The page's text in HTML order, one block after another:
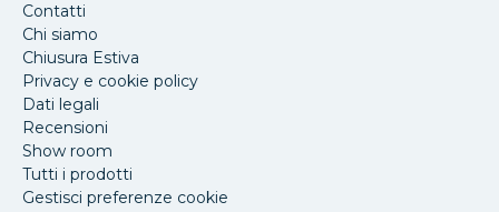
Contatti
Chi siamo
Chiusura Estiva
Privacy e cookie policy
Dati legali
Recensioni
Show room
Tutti i prodotti
Gestisci preferenze cookie